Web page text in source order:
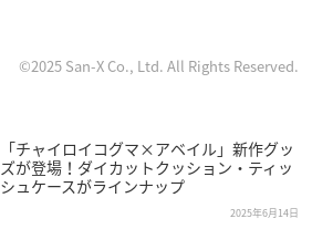
©2025 San-X Co., Ltd. All Rights Reserved.
「チャイロイコグマ×アベイル」新作グッ
ズが登場！ダイカットクッション・ティッ
シュケースがラインナップ
2025年6月14日